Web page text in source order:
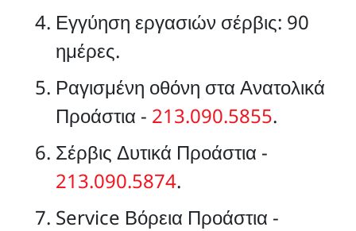
Εγγύηση εργασιών σέρβις: 90
ημέρες.
Ραγισμένη οθόνη στα Ανατολικά
Προάστια - 213.090.5855.
Σέρβις Δυτικά Προάστια -
213.090.5874.
Service Βόρεια Προάστια -